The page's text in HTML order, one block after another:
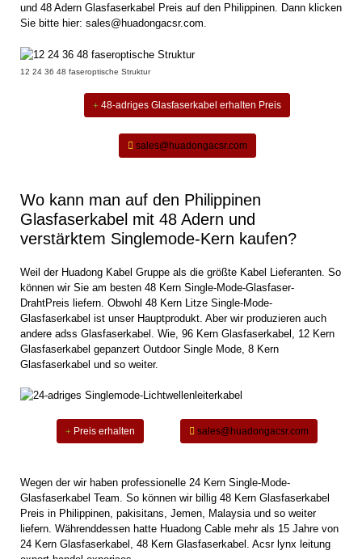
und 48 Adern Glasfaserkabel Preis auf den Philippinen. Dann klicken
Sie bitte hier: sales@huadongacsr.com.
12 24 36 48 faseroptische Struktur
48-adriges Glasfaserkabel erhalten Preis
sales@huadongacsr.com
Wo kann man auf den Philippinen
Glasfaserkabel mit 48 Adern und
verstärktem Singlemode-Kern kaufen?
Weil der Huadong Kabel Gruppe als die größte Kabel Lieferanten. So
können wir Sie am besten 48 Kern Single-Mode-Glasfaser-
DrahtPreis liefern. Obwohl 48 Kern Litze Single-Mode-
Glasfaserkabel ist unser Hauptprodukt. Aber wir produzieren auch
andere adss Glasfaserkabel. Wie, 96 Kern Glasfaserkabel, 12 Kern
Glasfaserkabel gepanzert Outdoor Single Mode, 8 Kern
Glasfaserkabel und so weiter.
Preis erhalten sales@huadongacsr.com
Wegen der wir haben professionelle 24 Kern Single-Mode-
Glasfaserkabel Team. So können wir billig 48 Kern Glasfaserkabel
Preis in Philippinen, pakisitans, Jemen, Malaysia und so weiter
liefern. Währenddessen hatte Huadong Cable mehr als 15 Jahre von
24 Kern Glasfaserkabel, 48 Kern Glasfaserkabel. Acsr lynx leitung